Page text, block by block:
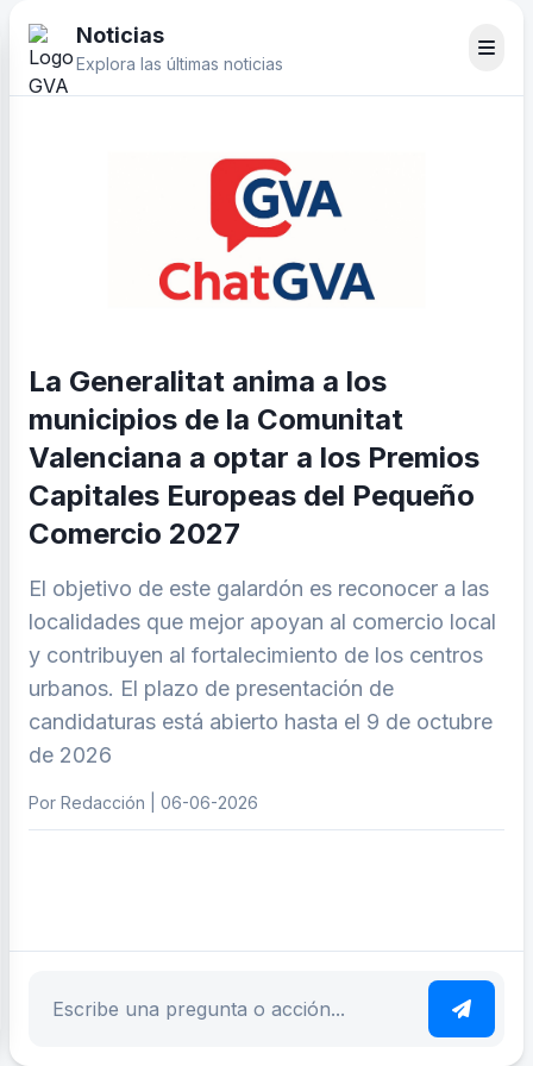
Noticias
Explora las últimas noticias
La Generalitat anima a los
municipios de la Comunitat
Valenciana a optar a los Premios
Capitales Europeas del Pequeño
Comercio 2027
El objetivo de este galardón es reconocer a las
localidades que mejor apoyan al comercio local
y contribuyen al fortalecimiento de los centros
urbanos. El plazo de presentación de
candidaturas está abierto hasta el 9 de octubre
de 2026
Por Redacción | 06-06-2026
Escribe tu pregunta